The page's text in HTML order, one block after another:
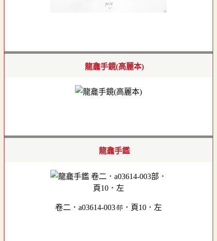
龍龕手鏡(高麗本)
龍龕手鑑
卷二．a03614-003部．頁10．左